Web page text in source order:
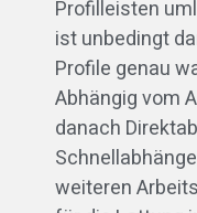
Profilleisten
ist unbedingt
Profile genau
Abhängig vom
danach
weiteren